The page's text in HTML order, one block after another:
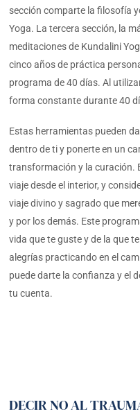
sección comparte la filosofía
Yoga. La tercera sección, la
meditaciones de Kundalini
cinco años de práctica
programa de 40 días. Al
forma constante durante 40
Estas herramientas pueden
dentro de ti y ponerte en un
transformación y la curación.
viaje desde el interior, y
viaje divino y sagrado que
y por los demás. Este
vida que te guste y de la que
alegrías practicando en el
puede darte la confianza y el
tu cuenta.
DECIR NO AL